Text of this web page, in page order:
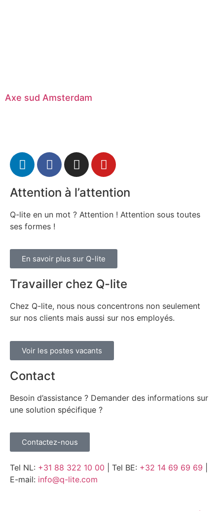
Axe sud Amsterdam
Attention à l’attention
Q-lite en un mot ? Attention ! Attention sous toutes
ses formes !
En savoir plus sur Q-lite
Travailler chez Q-lite
Chez Q-lite, nous nous concentrons non seulement
sur nos clients mais aussi sur nos employés.
Voir les postes vacants
Contact
Besoin d’assistance ? Demander des informations sur
une solution spécifique ?
Contactez-nous
Tel NL: +31 88 322 10 00 | Tel BE: +32 14 69 69 69
E-mail: info@q-lite.com